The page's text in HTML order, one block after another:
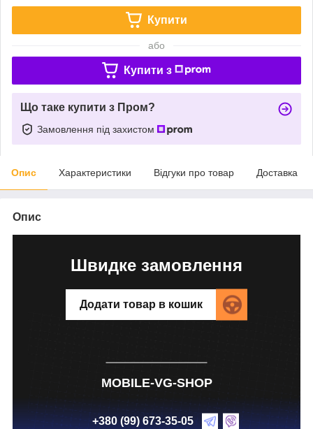
Купити
або
Купити з
Що таке купити з Пром?
Замовлення під захистом
Опис Характеристики Відгуки про товар Доставка
Опис
Швидке замовлення
Додати товар в кошик
MOBILE-VG-SHOP
+380 (99) 673-35-05